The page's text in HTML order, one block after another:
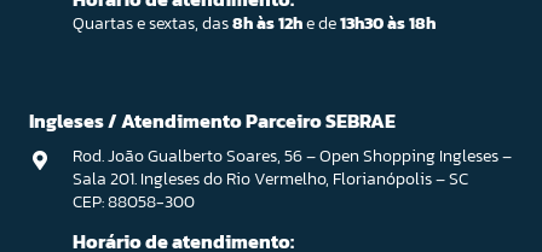
Quartas e sextas, das8h às 12he de13h30 às 18h
Ingleses / Atendimento Parceiro SEBRAE
Rod. João Gualberto Soares, 56 – Open Shopping Ingleses –
Sala 201. Ingleses do Rio Vermelho, Florianópolis – SC
CEP: 88058-300
Horário de atendimento: